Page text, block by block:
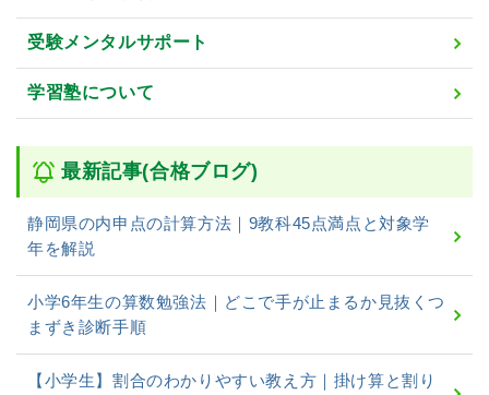
受験メンタルサポート
学習塾について
最新記事(合格ブログ)
静岡県の内申点の計算方法｜9教科45点満点と対象学
年を解説
小学6年生の算数勉強法｜どこで手が止まるか見抜くつ
まずき診断手順
【小学生】割合のわかりやすい教え方｜掛け算と割り